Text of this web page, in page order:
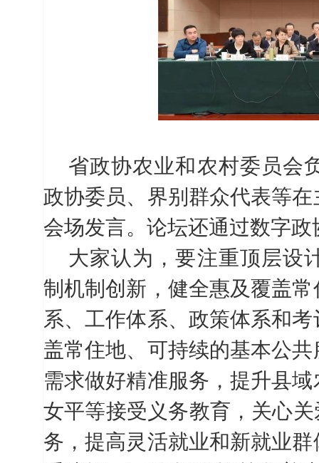
省政协农业和农村委员会
政协委员、界别群众代表等
会场发言。论坛还通过数字
大家认为，要注重顶层设
制机制创新，健全惠及覆盖
系、工作体系、政策体系和
盖常住地、可持续的基本公
需求做好精准服务，提升县
女平等接受义务教育，关心
务，提高灵活就业和新就业